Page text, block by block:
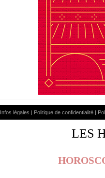
Infos légales | Politique de confidentialité |
LES